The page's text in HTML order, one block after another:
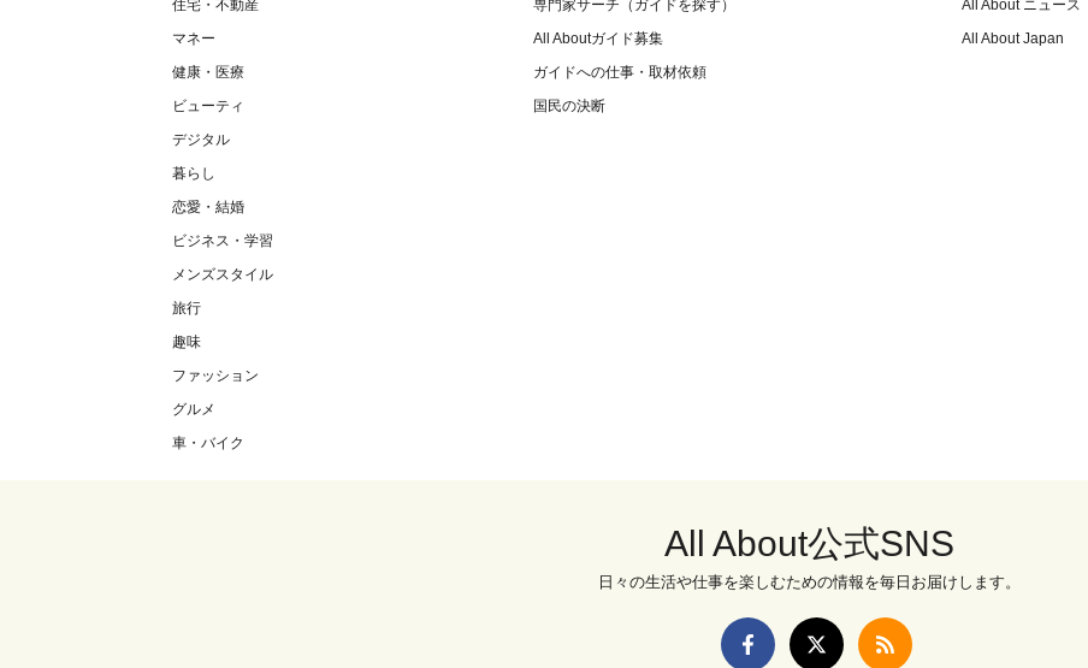
住宅・不動産
マネー
健康・医療
ビューティ
デジタル
暮らし
恋愛・結婚
ビジネス・学習
メンズスタイル
旅行
趣味
ファッション
グルメ
車・バイク
専門家サーチ（ガイドを探す）
All Aboutガイド募集
ガイドへの仕事・取材依頼
国民の決断
All About ニュース
All About Japan
All About公式SNS
日々の生活や仕事を楽しむための情報を毎日お届けします。